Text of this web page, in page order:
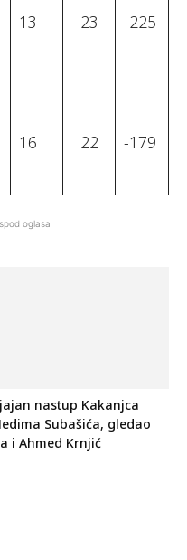
13 23 -225
16 22 -179
oglasa
nastup Kakanjca
Subašića, gledao
i Ahmed Krnjić